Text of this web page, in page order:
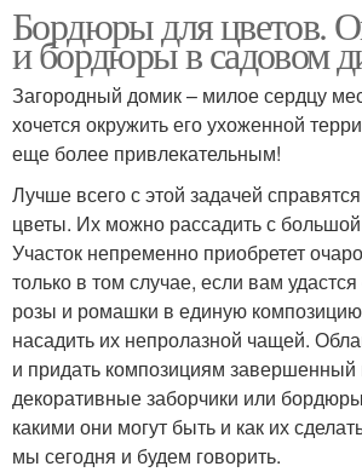
Бордюры для цветов.
и бордюры в садовом
Загородный домик – милое сердцу
хочется окружить его ухоженной
еще более привлекательным!
Лучше всего с этой задачей
цветы. Их можно рассадить с
Участок непременно приобретет
только в том случае, если вам
розы и ромашки в единую
насадить их непролазной чащей.
и придать композициям завершенный
декоративные заборчики или
какими они могут быть и как их
мы сегодня и будем говорить.